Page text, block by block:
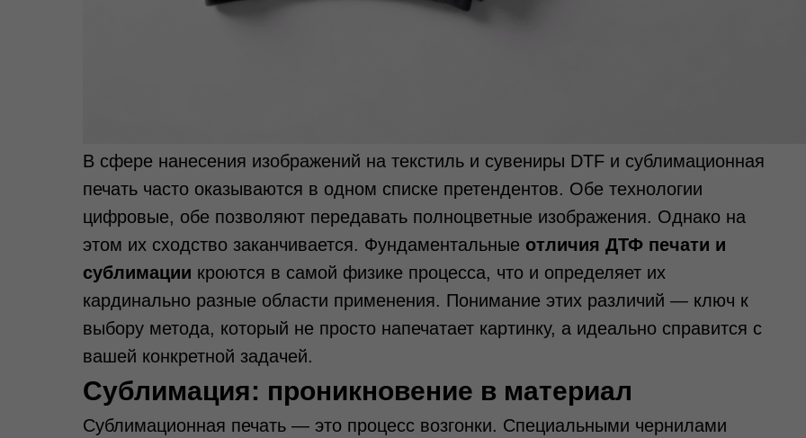
В сфере нанесения изображений на текстиль и сувениры DTF и сублимационная
печать часто оказываются в одном списке претендентов. Обе технологии
цифровые, обе позволяют передавать полноцветные изображения. Однако на
этом их сходство заканчивается. Фундаментальные отличия ДТФ печати и
сублимации кроются в самой физике процесса, что и определяет их
кардинально разные области применения. Понимание этих различий — ключ к
выбору метода, который не просто напечатает картинку, а идеально справится с
вашей конкретной задачей.
Сублимация: проникновение в материал
Сублимационная печать — это процесс возгонки. Специальными чернилами